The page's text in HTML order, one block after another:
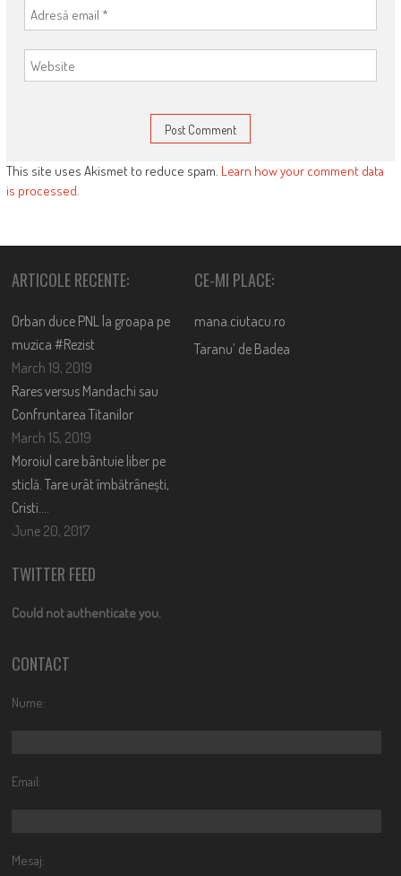
This site uses Akismet to reduce spam. Learn how your comment data
is processed.
ARTICOLE RECENTE:
Orban duce PNL la groapa pe
muzica #Rezist
March 19, 2019
Rares versus Mandachi sau
Confruntarea Titanilor
March 15, 2019
Moroiul care bântuie liber pe
sticlă. Tare urât îmbătrânești,
Cristi….
June 20, 2017
CE-MI PLACE:
mana.ciutacu.ro
Taranu’ de Badea
TWITTER FEED
Could not authenticate you.
CONTACT
Nume:
Email:
Mesaj: